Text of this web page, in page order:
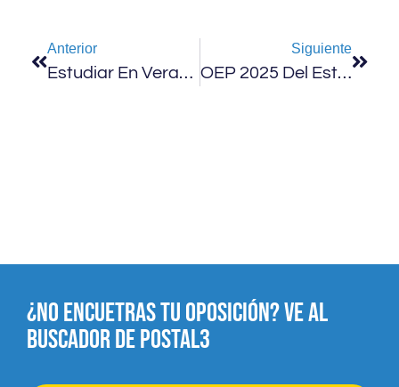
Anterior
Estudiar En Verano Vale La Pena, Y Mucho
Siguiente
OEP 2025 Del Estado: 36.588 Oportunidades
¿NO ENCUETRAS TU OPOSICIÓN? VE AL
BUSCADOR DE POSTAL3